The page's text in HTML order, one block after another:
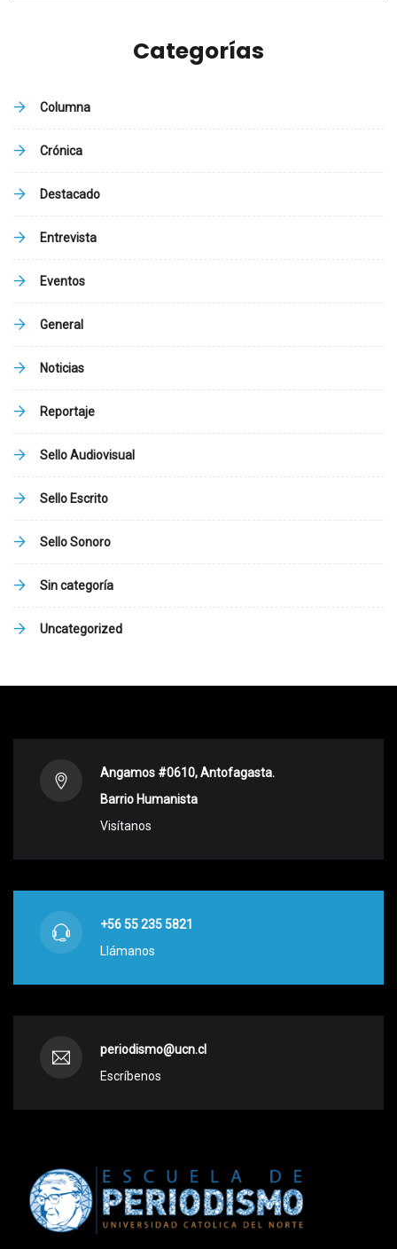
Categorías
Columna
Crónica
Destacado
Entrevista
Eventos
General
Noticias
Reportaje
Sello Audiovisual
Sello Escrito
Sello Sonoro
Sin categoría
Uncategorized
Angamos #0610, Antofagasta.
Barrio Humanista
Visítanos
+56 55 235 5821
Llámanos
periodismo@ucn.cl
Escríbenos